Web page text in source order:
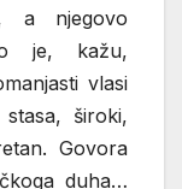
a njegovo
je, kažu,
vlasi
široki,
Govora
duha…